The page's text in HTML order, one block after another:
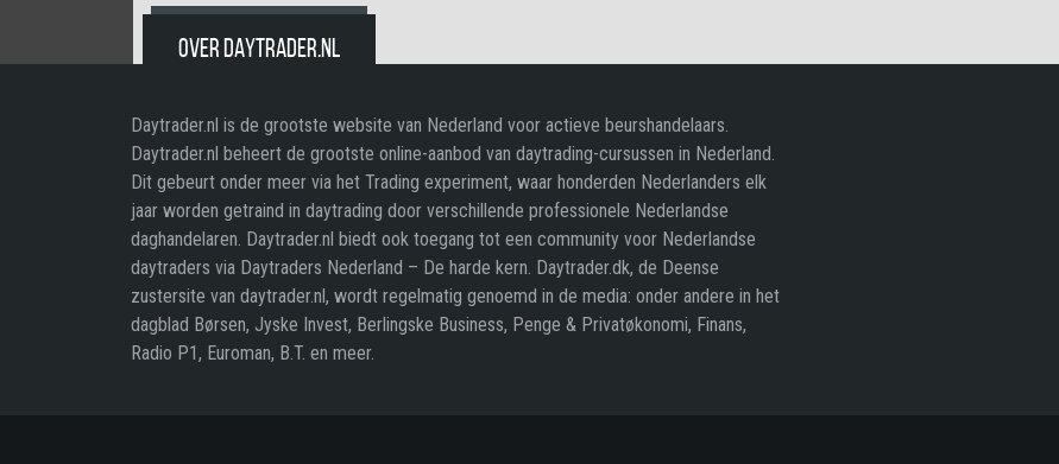
OVER DAYTRADER.NL
Daytrader.nl is de grootste website van Nederland voor actieve beurshandelaars.
Daytrader.nl beheert de grootste online-aanbod van daytrading-cursussen in Nederland.
Dit gebeurt onder meer via het Trading experiment, waar honderden Nederlanders elk
jaar worden getraind in daytrading door verschillende professionele Nederlandse
daghandelaren. Daytrader.nl biedt ook toegang tot een community voor Nederlandse
daytraders via Daytraders Nederland – De harde kern. Daytrader.dk, de Deense
zustersite van daytrader.nl, wordt regelmatig genoemd in de media: onder andere in het
dagblad Børsen, Jyske Invest, Berlingske Business, Penge & Privatøkonomi, Finans,
Radio P1, Euroman, B.T. en meer.